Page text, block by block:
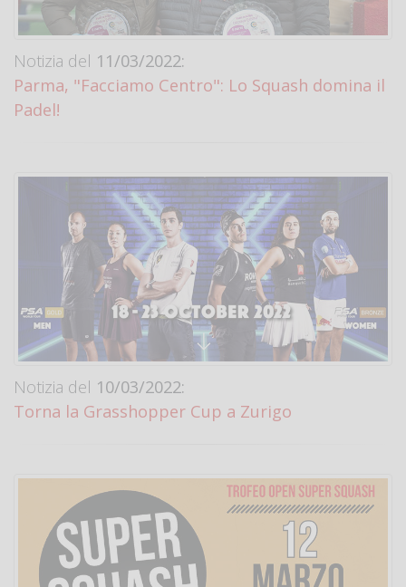
Notizia del 11/03/2022:
Parma, "Facciamo Centro": Lo Squash domina il
Padel!
Notizia del 10/03/2022:
Torna la Grasshopper Cup a Zurigo